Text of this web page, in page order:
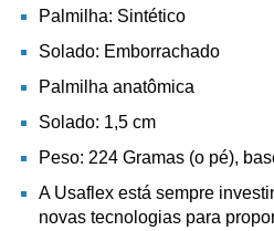
Palmilha: Sintético
Solado: Emborrachado
Palmilha anatômica
Solado: 1,5 cm
Peso: 224 Gramas (o pé),
A Usaflex está sempre
novas tecnologias para